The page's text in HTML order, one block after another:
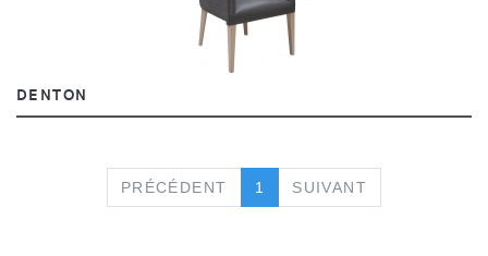
DENTON
PRÉCÉDENT PREVIOUS
1 SUIVANT